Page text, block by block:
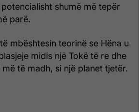
shumë më tepër
parë.
mbështesin teorinë se Hëna u
midis një Tokë të re dhe
të madh, si një planet tjetër.